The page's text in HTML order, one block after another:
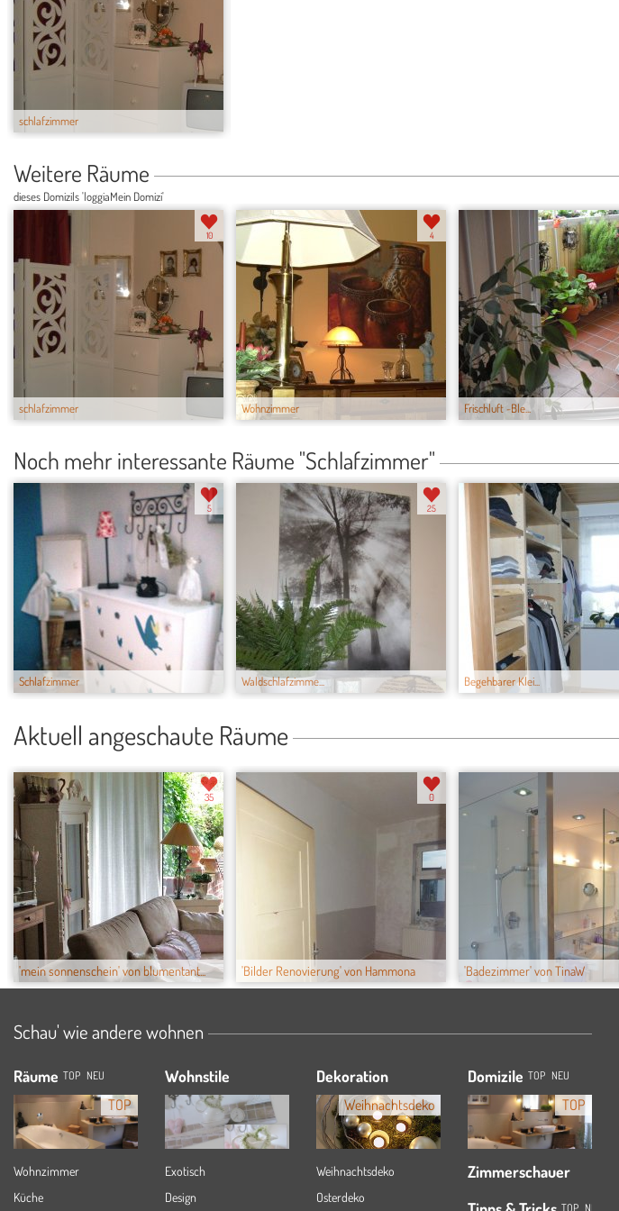
schlafzimmer
Weitere Räume
dieses Domizils 'loggiaMein Domizi'
schlafzimmer
10
Wohnzimmer
4
Frischluft -Ble...
Noch mehr interessante Räume "Schlafzimmer"
Schlafzimmer
5
Waldschlafzimme...
25
Begehbarer Klei...
Aktuell angeschaute Räume
'mein sonnenschein' von blumentant...
35
'Bilder Renovierung' von Hammona
0
'Badezimmer' von TinaW
Schau' wie andere wohnen
Räume TOP NEU
TOP
Wohnzimmer
Küche
Wohnstile
Exotisch
Design
Dekoration
Weihnachtsdeko
Weihnachtsdeko
Osterdeko
Domizile TOP NEU
TOP
Zimmerschauer
TOP NEU